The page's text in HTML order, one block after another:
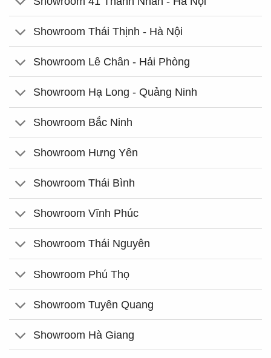
Showroom Thái Thịnh - Hà Nội
Showroom Lê Chân - Hải Phòng
Showroom Hạ Long - Quảng Ninh
Showroom Bắc Ninh
Showroom Hưng Yên
Showroom Thái Bình
Showroom Vĩnh Phúc
Showroom Thái Nguyên
Showroom Phú Thọ
Showroom Tuyên Quang
Showroom Hà Giang